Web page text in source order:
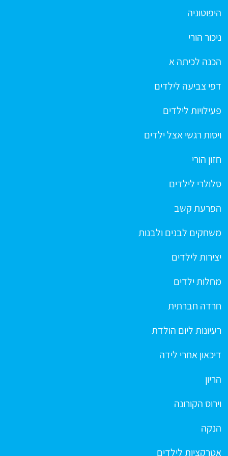
היפוטוניה
ניכור הורי
הכנה לכיתה א
דפי צביעה לילדים
פעילויות לילדים
ויסות רגשי אצל ילדים
חזון הורי
סלולרי לילדים
הפרעת קשב
משחקים לבנים ולבנות
יצירות לילדים
מחלות ילדים
חרדה חברתית
רעיונות ליום הולדת
דיכאון אחרי לידה
הריון
וירוס הקורונה
הנקה
אטרקציות לילדים